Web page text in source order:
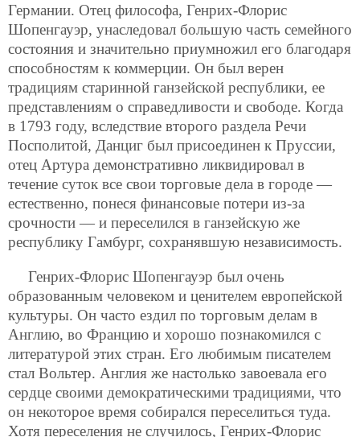
Германии. Отец философа, Генрих-Флорис
Шопенгауэр, унаследовал большую часть семейного
состояния и значительно приумножил его благодаря
способностям к коммерции. Он был верен
традициям старинной ганзейской республики, ее
представлениям о справедливости и свободе. Когда
в 1793 году, вследствие второго раздела Речи
Посполитой, Данциг был присоединен к Пруссии,
отец Артура демонстративно ликвидировал в
течение суток все свои торговые дела в городе —
естественно, понеся финансовые потери из-за
срочности — и переселился в ганзейскую же
республику Гамбург, сохранявшую независимость.
Генрих-Флорис Шопенгауэр был очень
образованным человеком и ценителем европейской
культуры. Он часто ездил по торговым делам в
Англию, во Францию и хорошо познакомился с
литературой этих стран. Его любимым писателем
стал Вольтер. Англия же настолько завоевала его
сердце своими демократическими традициями, что
он некоторое время собирался переселиться туда.
Хотя переселения не случилось, Генрих-Флорис